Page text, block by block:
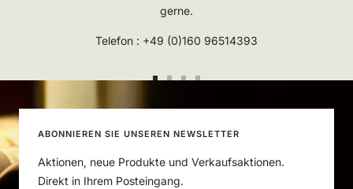
gerne.
Telefon : +49 (0)160 96514393
ABONNIEREN SIE UNSEREN NEWSLETTER
Aktionen, neue Produkte und Verkaufsaktionen.
Direkt in Ihrem Posteingang.